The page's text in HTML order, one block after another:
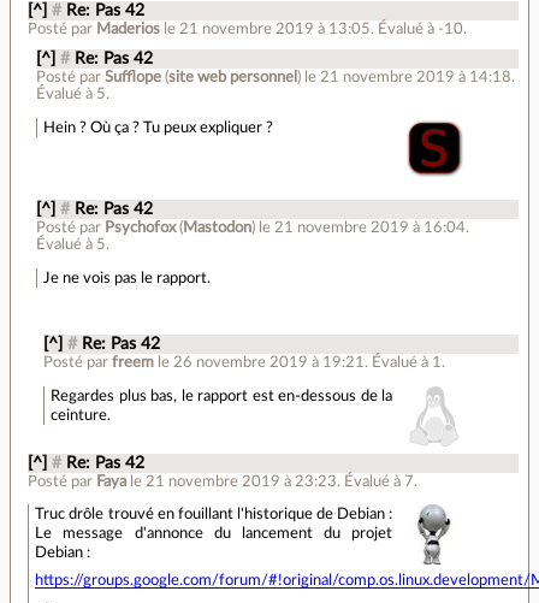
[^] # Re: Pas 42
Posté par Maderios le 21 novembre 2019 à 13:05. Évalué à -10.
[^] # Re: Pas 42
Posté par Sufflope(site web personnel ) le 21 novembre 2019 à 14:18.
Évalué à 5.
Hein ? Où ça ? Tu peux expliquer ?
[^] # Re: Pas 42
Posté par Psychofox(Mastodon) le 21 novembre 2019 à 16:04.
Évalué à 5.
Je ne vois pas le rapport.
[^] # Re: Pas 42
Posté parfreem le 26 novembre 2019 à 19:21 . Évalué à 1 .
Regardes plus bas, le rapport est en-dessous de la
ceinture.
[^] # Re: Pas 42
Posté par Faya le 21 novembre 2019 à 23:23. Évalué à7.
Truc drôle trouvé en fouillant l'historique de Debian :
Le message d'annonce du lancement du projet
Debian :
https://groups.google.com/forum/#!original/